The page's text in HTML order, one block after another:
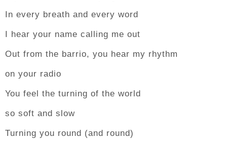
In every breath and every word
I hear your name calling me out
Out from the barrio, you hear my rhythm
on your radio
You feel the turning of the world
so soft and slow
Turning you round (and round)